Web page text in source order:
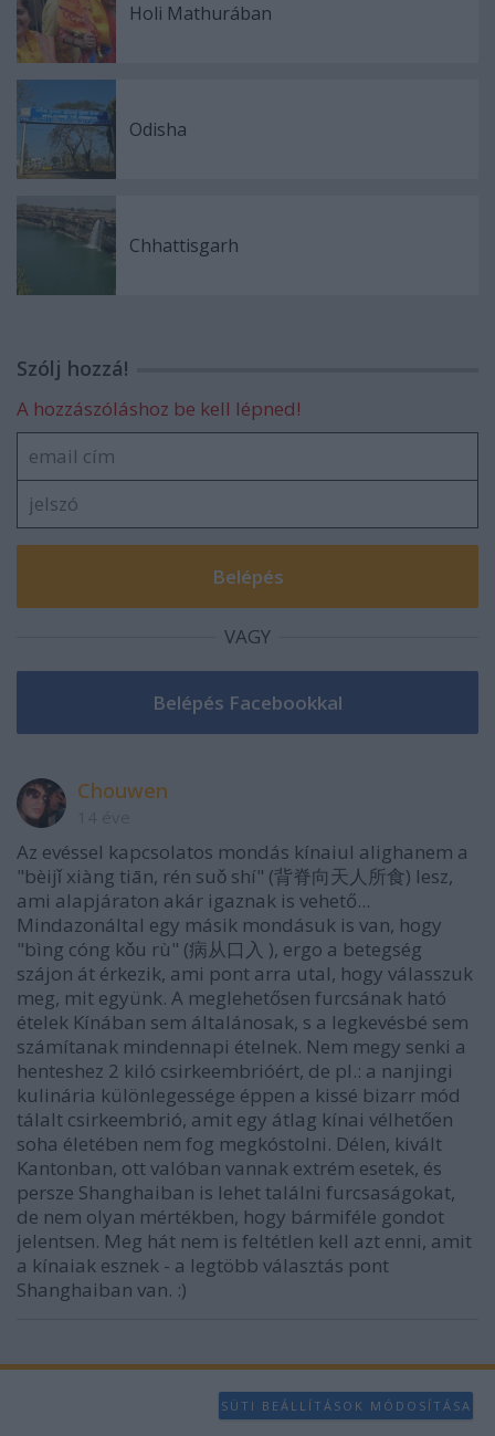
Holi Mathurában
Odisha
Chhattisgarh
Szólj hozzá!
A hozzászóláshoz be kell lépned!
VAGY
Chouwen
Az evéssel kapcsolatos mondás kínaiul alighanem a
"bèijǐ xiàng tiān, rén suǒ shí" (背脊向天人所食) lesz,
ami alapjáraton akár igaznak is vehető...
Mindazonáltal egy másik mondásuk is van, hogy
"bìng cóng kǒu rù" (病从口入 ), ergo a betegség
szájon át érkezik, ami pont arra utal, hogy válasszuk
meg, mit együnk. A meglehetősen furcsának ható
ételek Kínában sem általánosak, s a legkevésbé sem
számítanak mindennapi ételnek. Nem megy senki a
henteshez 2 kiló csirkeembrióért, de pl.: a nanjingi
kulinária különlegessége éppen a kissé bizarr mód
tálalt csirkeembrió, amit egy átlag kínai vélhetően
soha életében nem fog megkóstolni. Délen, kivált
Kantonban, ott valóban vannak extrém esetek, és
persze Shanghaiban is lehet találni furcsaságokat,
de nem olyan mértékben, hogy bármiféle gondot
jelentsen. Meg hát nem is feltétlen kell azt enni, amit
a kínaiak esznek - a legtöbb választás pont
Shanghaiban van. :)
SÜTI BEÁLLÍTÁSOK MÓDOSÍTÁSA